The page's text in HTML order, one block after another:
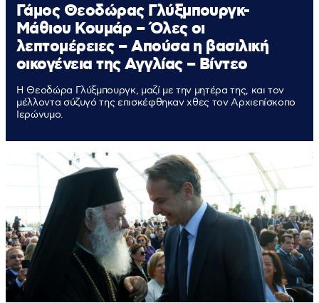
Γάμος Θεοδώρας Γλύξμπουργκ-
Μάθιου Κουμάρ – Όλες οι
λεπτομέρειες – Απούσα η βασιλική
οικογένεια της Αγγλίας – Βίντεο
Η Θεοδώρα Γλύξμπουργκ, μαζί με την μητέρα της, και τον
μέλλοντα σύζυγό της επισκέφθηκαν χθες τον Αρχιεπίσκοπο
Ιερώνυμο.